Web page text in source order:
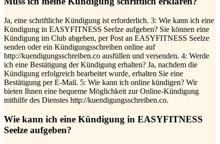
Ja, eine schriftliche Kündigung ist erforderlich. 3: Wie kann ich eine
Kündigung in EASYFITNESS Seelze aufgeben? Sie können eine
Kündigung im Club abgeben, per Post an EASYFITNESS Seelze
senden oder ein Kündigungsschreiben online auf
http://kuendigungsschreiben.co ausfüllen und versenden. 4: Werde
ich eine Bestätigung der Kündigung erhalten? Ja, nachdem die
Kündigung erfolgreich bearbeitet wurde, erhalten Sie eine
Bestätigung per E-Mail. 5: Wie kann ich online kündigen? Wir
bieten Ihnen eine bequeme Möglichkeit zur Online-Kündigung
mithilfe des Dienstes http://kuendigungsschreiben.co.
Wie kann ich eine Kündigung in EASYFITNESS
Seelze aufgeben?